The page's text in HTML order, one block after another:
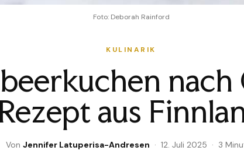
Foto: Deborah Rainford
KULINARIK
nach
aus
Von Jennifer Latuperisa-Andresen · 12. Juli 2025 · 3